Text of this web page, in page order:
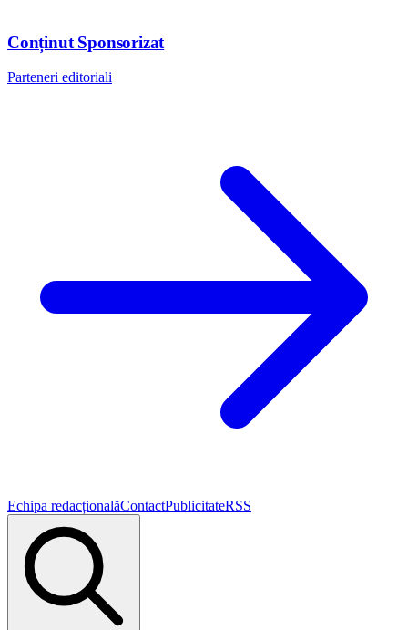
Conținut Sponsorizat
Parteneri editoriali
Echipa redacționalăContactPublicitateRSS